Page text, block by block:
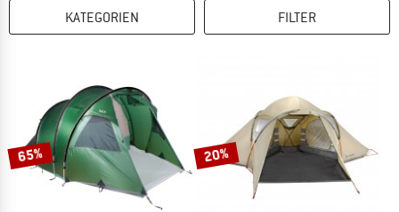
KATEGORIEN FILTER
65% 20%